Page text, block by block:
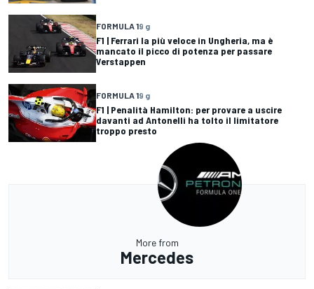
FORMULA 19 g
F1 | Ferrari la più veloce in Ungheria, ma è
mancato il picco di potenza per passare
Verstappen
FORMULA 19 g
F1 | Penalità Hamilton: per provare a uscire
davanti ad Antonelli ha tolto il limitatore
troppo presto
More from
Mercedes